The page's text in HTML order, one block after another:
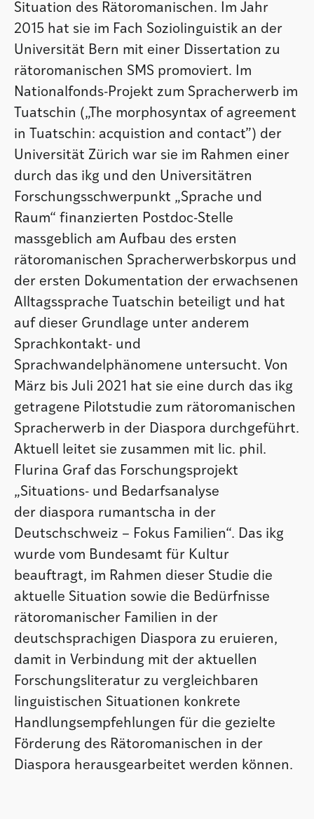
Situation des Rätoromanischen. Im Jahr
2015 hat sie im Fach Soziolinguistik an der
Universität Bern mit einer Dissertation zu
rätoromanischen SMS promoviert. Im
Nationalfonds-Projekt zum Spracherwerb im
Tuatschin („The morphosyntax of agreement
in Tuatschin: acquistion and contact”) der
Universität Zürich war sie im Rahmen einer
durch das ikg und den Universitätren
Forschungsschwerpunkt „Sprache und
Raum“ finanzierten Postdoc-Stelle
massgeblich am Aufbau des ersten
rätoromanischen Spracherwerbskorpus und
der ersten Dokumentation der erwachsenen
Alltagssprache Tuatschin beteiligt und hat
auf dieser Grundlage unter anderem
Sprachkontakt- und
Sprachwandelphänomene untersucht. Von
März bis Juli 2021 hat sie eine durch das ikg
getragene Pilotstudie zum rätoromanischen
Spracherwerb in der Diaspora durchgeführt.
Aktuell leitet sie zusammen mit lic. phil.
Flurina Graf das Forschungsprojekt
„Situations- und Bedarfsanalyse
der diaspora rumantscha in der
Deutschschweiz – Fokus Familien“. Das ikg
wurde vom Bundesamt für Kultur
beauftragt, im Rahmen dieser Studie die
aktuelle Situation sowie die Bedürfnisse
rätoromanischer Familien in der
deutschsprachigen Diaspora zu eruieren,
damit in Verbindung mit der aktuellen
Forschungsliteratur zu vergleichbaren
linguistischen Situationen konkrete
Handlungsempfehlungen für die gezielte
Förderung des Rätoromanischen in der
Diaspora herausgearbeitet werden können.